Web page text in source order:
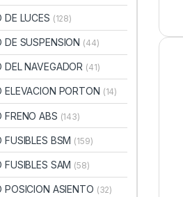
DE LUCES (128)
DE SUSPENSION (44)
DEL NAVEGADOR (41)
ELEVACION PORTON (14)
FRENO ABS (143)
FUSIBLES BSM (159)
FUSIBLES SAM (58)
POSICION ASIENTO (32)